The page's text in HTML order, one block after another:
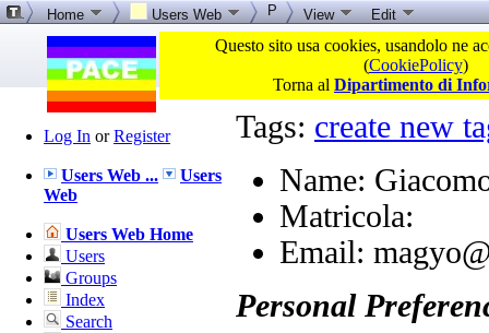
Tags: create new
Name:
Matricola:
Email:
Personal
Log In orRegister
Users Web ...
Users
Web
Users Web Home
Users
Groups
Index
Search
Home Users Web P View Edit
Questo sito usa cookies, usandolo ne
(CookiePolicy)
Torna al Dipartimento di